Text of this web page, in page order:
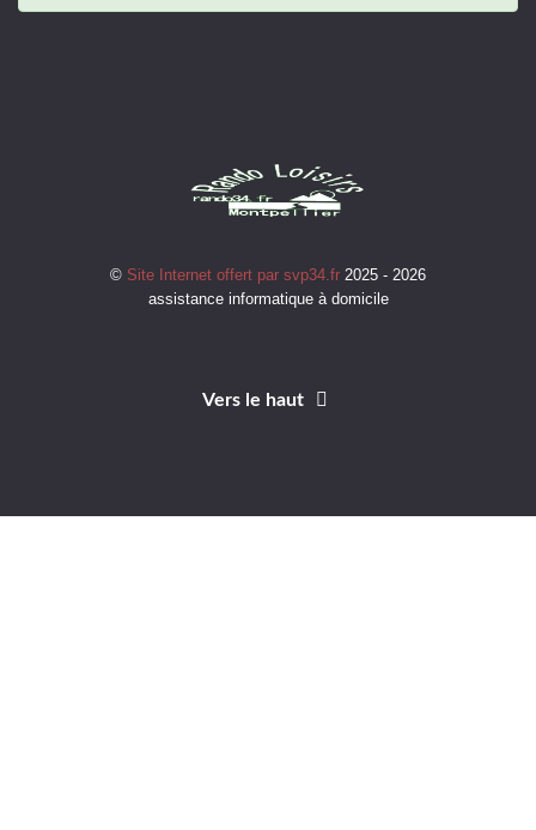
© Site Internet offert par svp34.fr 2025 - 2026
assistance informatique à domicile
Vers le haut